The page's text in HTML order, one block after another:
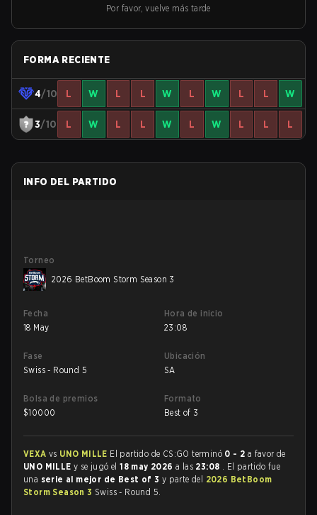
Por favor, vuelve más tarde
FORMA RECIENTE
4/10 L W L L W L W L L W
3/10 L W L L W L W L L L
INFO DEL PARTIDO
Torneo
2026 BetBoom Storm Season 3
Fecha
18 May
Hora de inicio
23:08
Fase
Swiss - Round 5
Ubicación
SA
Bolsa de premios
$10000
Formato
Best of 3
VEXA vs UNO MILLE El partido de CS:GO terminó 0 - 2 a favor de
UNO MILLE y se jugó el18 may 2026a las 23:08 . El partido fue
una serie al mejor de Best of 3 y parte del 2026 BetBoom
Storm Season 3 Swiss - Round 5.